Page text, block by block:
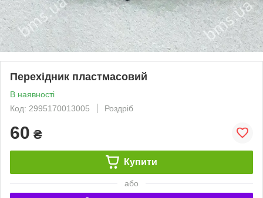
Перехідник пластмасовий
В наявності
Код: 2995170013005
Роздріб
60 ₴
Купити
або